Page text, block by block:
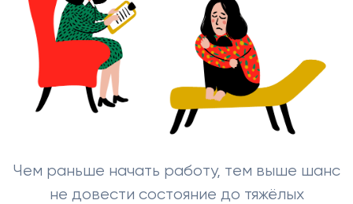
Чем раньше начать работу, тем выше шанс
не довести состояние до тяжёлых